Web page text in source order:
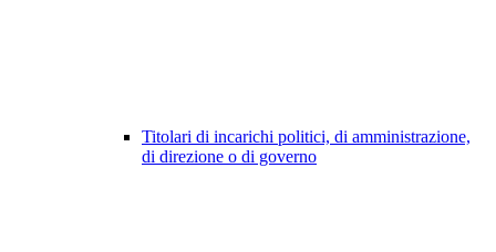
Titolari di incarichi politici, di amministrazione,
di direzione o di governo